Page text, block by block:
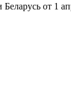
от 1